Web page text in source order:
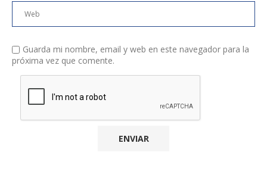
Guarda mi nombre, email y web en este navegador para la
próxima vez que comente.